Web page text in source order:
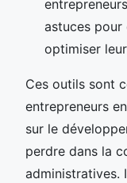
astuces pour
optimiser
Ces outils sont
entrepreneurs
sur le
perdre dans la
administratives.